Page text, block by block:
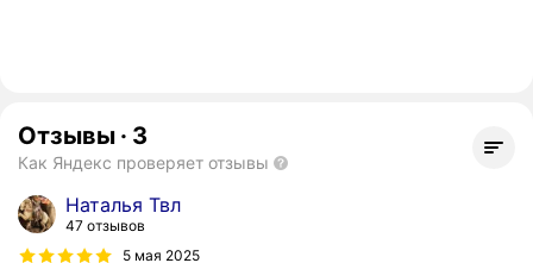
Отзывы · 3
Как Яндекс проверяет отзывы
Наталья Твл
47 отзывов
5 мая 2025